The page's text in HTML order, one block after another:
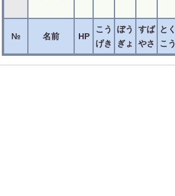
№ 名前 HP
こう
げき
ぼう
ぎょ
すば
やさ
とく
こう